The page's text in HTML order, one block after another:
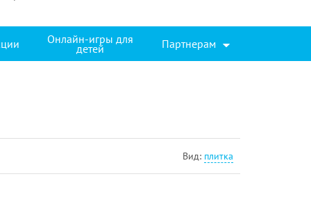
Онлайн-игры для
детей Партнерам
Вид: плитка